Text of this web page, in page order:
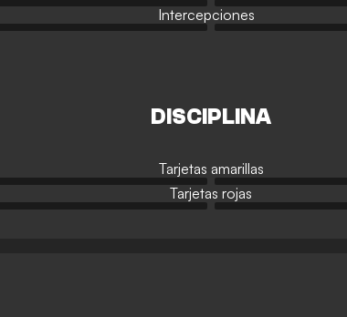
Intercepciones
DISCIPLINA
Tarjetas amarillas
Tarjetas rojas